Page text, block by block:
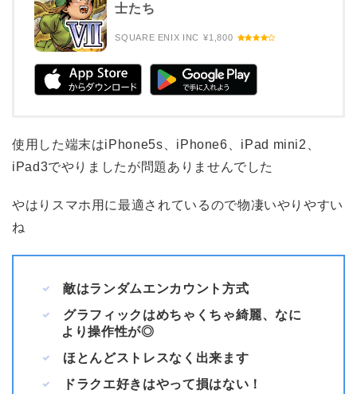
士たち
SQUARE ENIX INC ¥1,800
使用した端末はiPhone5s、iPhone6、iPad mini2、
iPad3でやりましたが問題ありませんでした
やはりスマホ用に最適されているので物凄いやりやすい
ね
敵はランダムエンカウント方式
グラフィックはめちゃくちゃ綺麗、なに
より操作性が◎
ほとんどストレスなく出来ます
ドラクエ好きはやって損はない！